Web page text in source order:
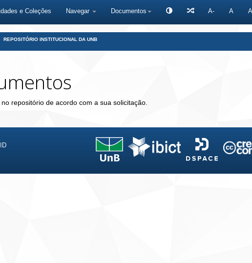
e Coleções Navegar Documentos A- A
REPOSITÓRIO INSTITUCIONAL DA UNB
repositório de acordo com a sua solicitação.